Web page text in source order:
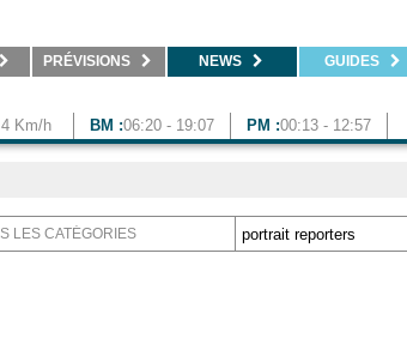
PRÉVISIONS NEWS GUIDES
4 Km/h BM :06:20 - 19:07 PM :00:13 - 12:57